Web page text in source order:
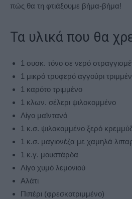
πώς θα τη φτιάξουμε βήμα-βήμα!
Τα υλικά που θα
1 συσκ. τόνο σε νερό
1 μικρό τρυφερό αγγούρι
1 καρότο τριμμένο
1 κλων. σέλερι ψιλοκομμένο
Λίγο μαϊντανό
1 κ.σ. ψιλοκομμένο ξερό
1 κ.σ. μαγιονέζα με χαμηλά
1 κ.γ. μουστάρδα
Λίγο χυμό λεμονιού
Αλάτι
Πιπέρι (φρεσκοτριμμένο)